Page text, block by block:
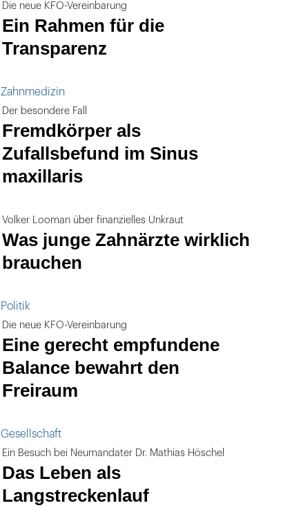
Die neue KFO-Vereinbarung
Ein Rahmen für die
Transparenz
Zahnmedizin
Der besondere Fall
Fremdkörper als
Zufallsbefund im Sinus
maxillaris
Volker Looman über finanzielles Unkraut
Was junge Zahnärzte wirklich
brauchen
Politik
Die neue KFO-Vereinbarung
Eine gerecht empfundene
Balance bewahrt den
Freiraum
Gesellschaft
Ein Besuch bei Neumandater Dr. Mathias Höschel
Das Leben als
Langstreckenlauf